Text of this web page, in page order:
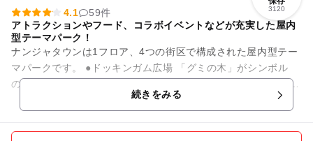
3120
4.1
59件
アトラクションやフード、コラボイベントなどが充実した屋内
型テーマパーク！
ナンジャタウンは1フロア、4つの街区で構成された屋内型テー
マパークです。 ●ドッキンガム広場 「グミの木」がシンボル
の、絵本の世界のような街。 街歩きのアトラクションが楽しめ
続きをみる